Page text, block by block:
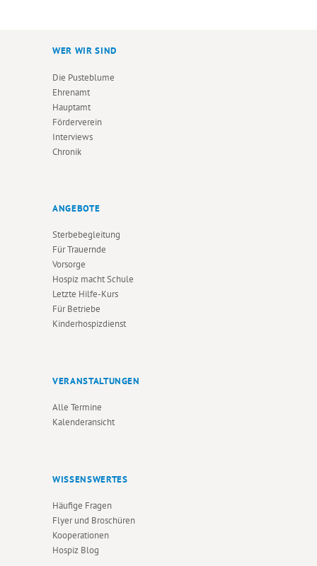
WER WIR SIND
Die Pusteblume
Ehrenamt
Hauptamt
Förderverein
Interviews
Chronik
ANGEBOTE
Sterbebegleitung
Für Trauernde
Vorsorge
Hospiz macht Schule
Letzte Hilfe-Kurs
Für Betriebe
Kinderhospizdienst
VERANSTALTUNGEN
Alle Termine
Kalenderansicht
WISSENSWERTES
Häufige Fragen
Flyer und Broschüren
Kooperationen
Hospiz Blog